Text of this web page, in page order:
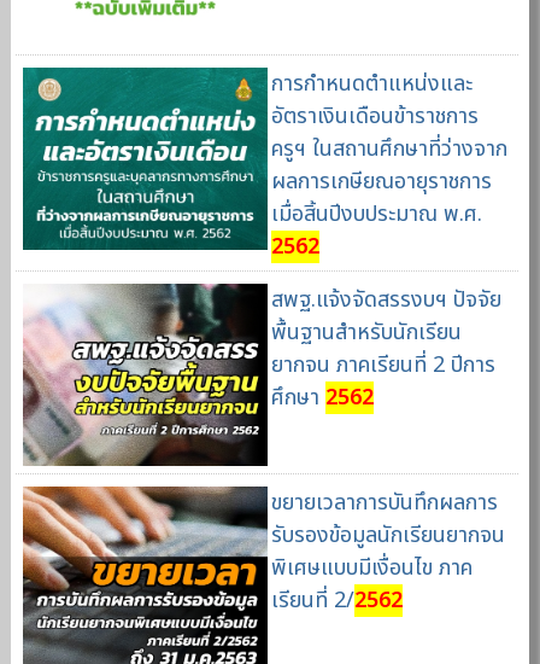
การกำหนดตำแหน่งและ
อัตราเงินเดือนข้าราชการ
ครูฯ ในสถานศึกษาที่ว่างจาก
ผลการเกษียณอายุราชการ
เมื่อสิ้นปีงบประมาณ พ.ศ.
2562
สพฐ.แจ้งจัดสรรงบฯ ปัจจัย
พื้นฐานสำหรับนักเรียน
ยากจน ภาคเรียนที่ 2 ปีการ
ศึกษา 2562
ขยายเวลาการบันทึกผลการ
รับรองข้อมูลนักเรียนยากจน
พิเศษแบบมีเงื่อนไข ภาค
เรียนที่ 2/2562